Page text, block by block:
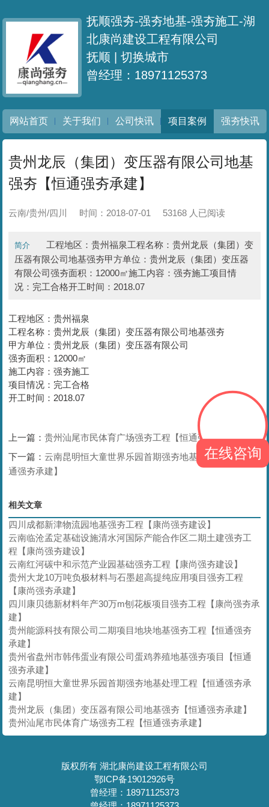
抚顺强夯-强夯地基-强夯施工-湖
北康尚建设工程有限公司
抚顺 |切换城市
曾经理：18971125373
网站首页 关于我们 公司快讯 项目案例 强夯快讯
贵州龙辰（集团）变压器有限公司地基
强夯【恒通强夯承建】
云南/贵州/四川 时间：2018-07-01 53168 人已阅读
简介
工程地区：贵州福泉工程名称：贵州龙辰（集团）变
压器有限公司地基强夯甲方单位：贵州龙辰（集团）变压器
有限公司强夯面积：12000㎡施工内容：强夯施工项目情
况：完工合格开工时间：2018.07
工程地区：贵州福泉
工程名称：贵州龙辰（集团）变压器有限公司地基强夯
甲方单位：贵州龙辰（集团）变压器有限公司
强夯面积：12000㎡
施工内容：强夯施工
项目情况：完工合格
开工时间：2018.07
上一篇：贵州汕尾市民体育广场强夯工程【恒通强夯承建】
下一篇： 云南昆明恒大童世界乐园首期强夯地基处理工程【恒
通强夯承建】
相关文章
四川成都新津物流园地基强夯工程【康尚强夯建设】
云南临沧孟定基础设施清水河国际产能合作区二期土建强夯工
程【康尚强夯建设】
云南红河碳中和示范产业园基础强夯工程【康尚强夯建设】
贵州大龙10万吨负极材料与石墨超高提纯应用项目强夯工程
【康尚强夯承建】
四川康贝德新材料年产30万m刨花板项目强夯工程【康尚强夯承
建】
贵州能源科技有限公司二期项目地块地基强夯工程【恒通强夯
承建】
贵州省盘州市韩伟蛋业有限公司蛋鸡养殖地基强夯项目【恒通
强夯承建】
云南昆明恒大童世界乐园首期强夯地基处理工程【恒通强夯承
建】
贵州龙辰（集团）变压器有限公司地基强夯【恒通强夯承建】
贵州汕尾市民体育广场强夯工程【恒通强夯承建】
版权所有 湖北康尚建设工程有限公司
鄂ICP备19012926号
曾经理：18971125373
在线咨询